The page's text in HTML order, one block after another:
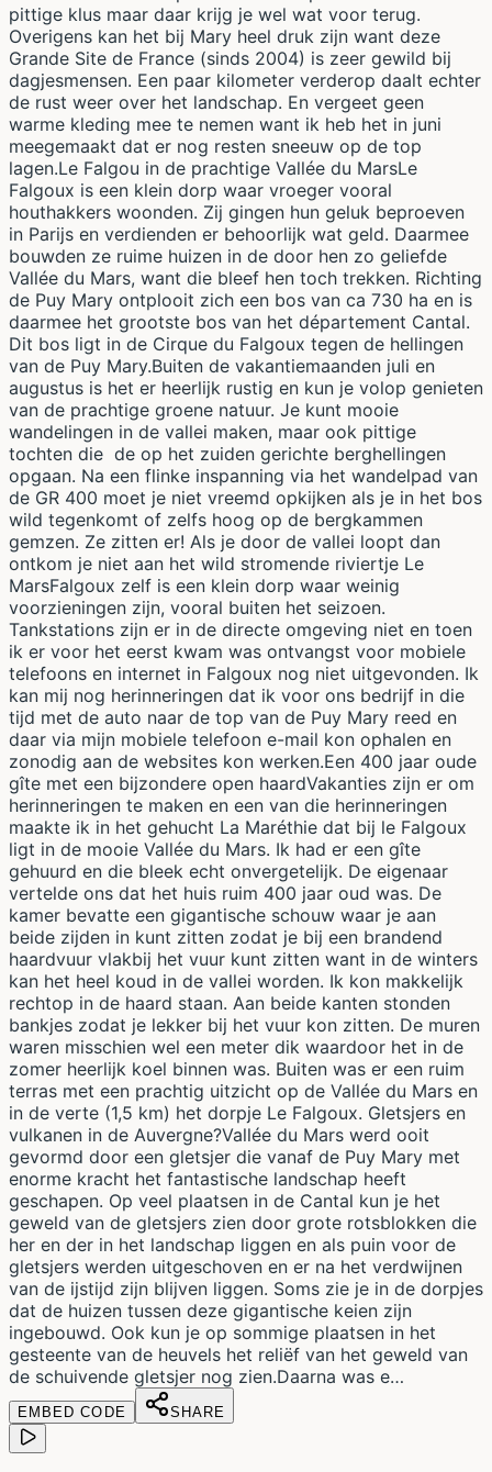
pittige klus maar daar krijg je wel wat voor terug.
Overigens kan het bij Mary heel druk zijn want deze
Grande Site de France (sinds 2004) is zeer gewild bij
dagjesmensen. Een paar kilometer verderop daalt echter
de rust weer over het landschap. En vergeet geen
warme kleding mee te nemen want ik heb het in juni
meegemaakt dat er nog resten sneeuw op de top
lagen.Le Falgou in de prachtige Vallée du MarsLe
Falgoux is een klein dorp waar vroeger vooral
houthakkers woonden. Zij gingen hun geluk beproeven
in Parijs en verdienden er behoorlijk wat geld. Daarmee
bouwden ze ruime huizen in de door hen zo geliefde
Vallée du Mars, want die bleef hen toch trekken. Richting
de Puy Mary ontplooit zich een bos van ca 730 ha en is
daarmee het grootste bos van het département Cantal.
Dit bos ligt in de Cirque du Falgoux tegen de hellingen
van de Puy Mary.Buiten de vakantiemaanden juli en
augustus is het er heerlijk rustig en kun je volop genieten
van de prachtige groene natuur. Je kunt mooie
wandelingen in de vallei maken, maar ook pittige
tochten die de op het zuiden gerichte berghellingen
opgaan. Na een flinke inspanning via het wandelpad van
de GR 400 moet je niet vreemd opkijken als je in het bos
wild tegenkomt of zelfs hoog op de bergkammen
gemzen. Ze zitten er! Als je door de vallei loopt dan
ontkom je niet aan het wild stromende riviertje Le
MarsFalgoux zelf is een klein dorp waar weinig
voorzieningen zijn, vooral buiten het seizoen.
Tankstations zijn er in de directe omgeving niet en toen
ik er voor het eerst kwam was ontvangst voor mobiele
telefoons en internet in Falgoux nog niet uitgevonden. Ik
kan mij nog herinneringen dat ik voor ons bedrijf in die
tijd met de auto naar de top van de Puy Mary reed en
daar via mijn mobiele telefoon e-mail kon ophalen en
zonodig aan de websites kon werken.Een 400 jaar oude
gîte met een bijzondere open haardVakanties zijn er om
herinneringen te maken en een van die herinneringen
maakte ik in het gehucht La Maréthie dat bij le Falgoux
ligt in de mooie Vallée du Mars. Ik had er een gîte
gehuurd en die bleek echt onvergetelijk. De eigenaar
vertelde ons dat het huis ruim 400 jaar oud was. De
kamer bevatte een gigantische schouw waar je aan
beide zijden in kunt zitten zodat je bij een brandend
haardvuur vlakbij het vuur kunt zitten want in de winters
kan het heel koud in de vallei worden. Ik kon makkelijk
rechtop in de haard staan. Aan beide kanten stonden
bankjes zodat je lekker bij het vuur kon zitten. De muren
waren misschien wel een meter dik waardoor het in de
zomer heerlijk koel binnen was. Buiten was er een ruim
terras met een prachtig uitzicht op de Vallée du Mars en
in de verte (1,5 km) het dorpje Le Falgoux. Gletsjers en
vulkanen in de Auvergne?Vallée du Mars werd ooit
gevormd door een gletsjer die vanaf de Puy Mary met
enorme kracht het fantastische landschap heeft
geschapen. Op veel plaatsen in de Cantal kun je het
geweld van de gletsjers zien door grote rotsblokken die
her en der in het landschap liggen en als puin voor de
gletsjers werden uitgeschoven en er na het verdwijnen
van de ijstijd zijn blijven liggen. Soms zie je in de dorpjes
dat de huizen tussen deze gigantische keien zijn
ingebouwd. Ook kun je op sommige plaatsen in het
gesteente van de heuvels het reliëf van het geweld van
de schuivende gletsjer nog zien.Daarna was e…
EMBED CODE SHARE